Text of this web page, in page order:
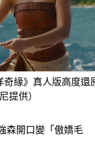
奇緣》真人版高度還
提供）
森開口變「傲嬌毛